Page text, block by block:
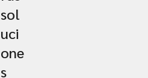
sol
uci
one
s